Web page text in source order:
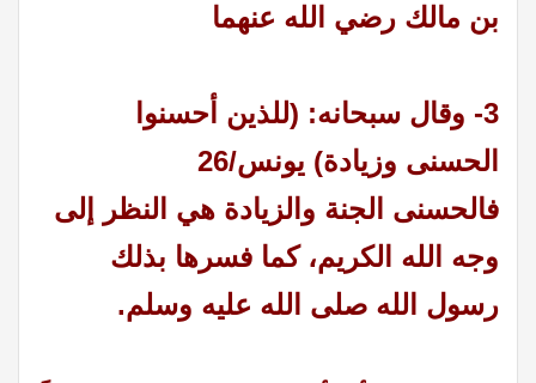
بن مالك رضي الله عنهما
3- وقال سبحانه: (للذين أحسنوا
الحسنى وزيادة) يونس/26
فالحسنى الجنة والزيادة هي النظر إلى
وجه الله الكريم، كما فسرها بذلك
رسول الله صلى الله عليه وسلم.